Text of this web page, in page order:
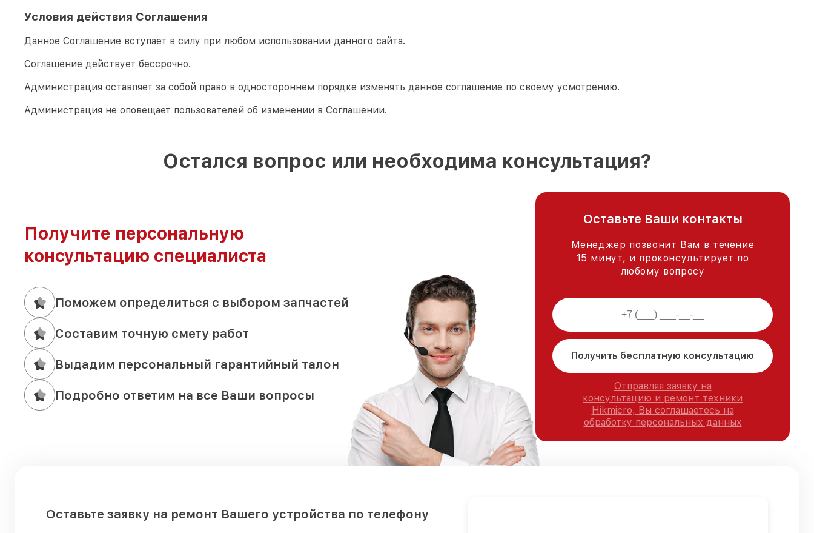
Условия действия Соглашения
Данное Соглашение вступает в силу при любом использовании данного сайта.
Соглашение действует бессрочно.
Администрация оставляет за собой право в одностороннем порядке изменять данное соглашение по своему усмотрению.
Администрация не оповещает пользователей об изменении в Соглашении.
Остался вопрос или необходима консультация?
Получите персональную
консультацию специалиста
Поможем определиться с выбором запчастей
Составим точную смету работ
Выдадим персональный гарантийный талон
Подробно ответим на все Ваши вопросы
Оставьте Ваши контакты
Менеджер позвонит Вам в течение
15 минут, и проконсультирует по
любому вопросу
Получить бесплатную консультацию
Отправляя заявку на
консультацию и ремонт техники
Hikmicro, Вы соглашаетесь на
обработку персональных данных
Оставьте заявку на ремонт Вашего устройства по телефону